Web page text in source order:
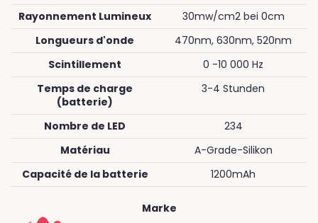
Rayonnement Lumineux
30mw/cm2 bei 0cm
Longueurs d'onde
470nm, 630nm, 520nm
Scintillement
0 -10 000 Hz
Temps de charge
(batterie)
3-4 Stunden
Nombre de LED
234
Matériau
A-Grade-Silikon
Capacité de la batterie
1200mAh
Marke